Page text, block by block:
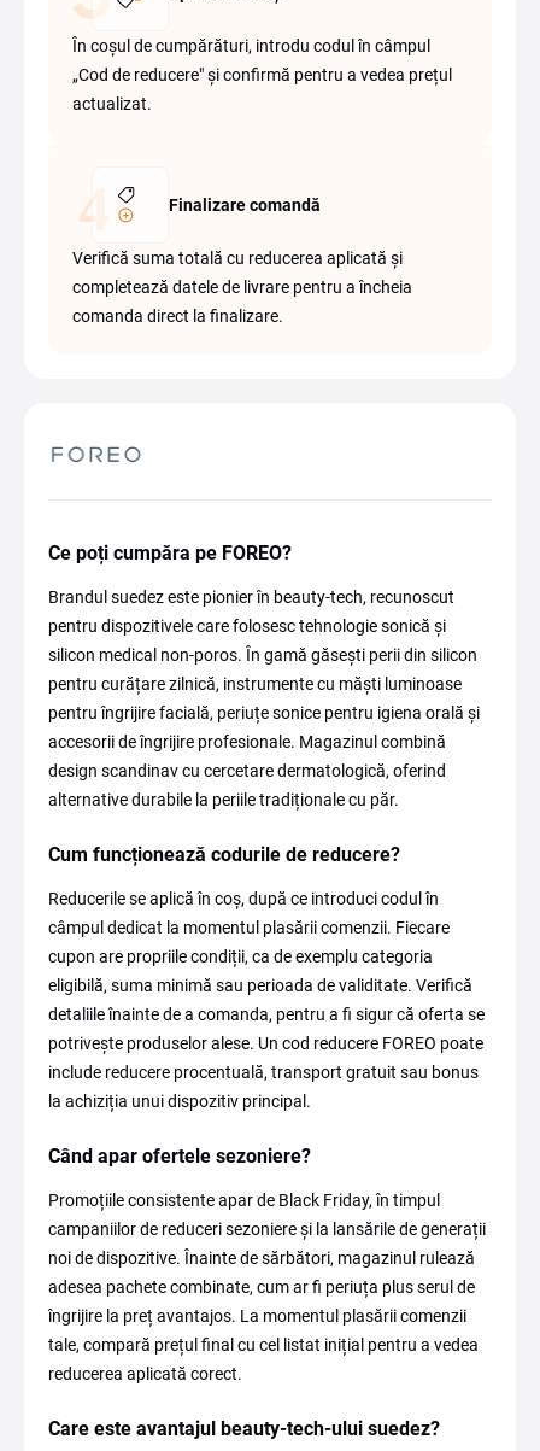
În coșul de cumpărături, introdu codul în câmpul
„Cod de reducere" și confirmă pentru a vedea prețul
actualizat.
Finalizare comandă
Verifică suma totală cu reducerea aplicată și
completează datele de livrare pentru a încheia
comanda direct la finalizare.
Ce poți cumpăra pe FOREO?
Brandul suedez este pionier în beauty-tech, recunoscut
pentru dispozitivele care folosesc tehnologie sonică și
silicon medical non-poros. În gamă găsești perii din silicon
pentru curățare zilnică, instrumente cu măști luminoase
pentru îngrijire facială, periuțe sonice pentru igiena orală și
accesorii de îngrijire profesionale. Magazinul combină
design scandinav cu cercetare dermatologică, oferind
alternative durabile la periile tradiționale cu păr.
Cum funcționează codurile de reducere?
Reducerile se aplică în coș, după ce introduci codul în
câmpul dedicat la momentul plasării comenzii. Fiecare
cupon are propriile condiții, ca de exemplu categoria
eligibilă, suma minimă sau perioada de validitate. Verifică
detaliile înainte de a comanda, pentru a fi sigur că oferta se
potrivește produselor alese. Un cod reducere FOREO poate
include reducere procentuală, transport gratuit sau bonus
la achiziția unui dispozitiv principal.
Când apar ofertele sezoniere?
Promoțiile consistente apar de Black Friday, în timpul
campaniilor de reduceri sezoniere și la lansările de generații
noi de dispozitive. Înainte de sărbători, magazinul rulează
adesea pachete combinate, cum ar fi periuța plus serul de
îngrijire la preț avantajos. La momentul plasării comenzii
tale, compară prețul final cu cel listat inițial pentru a vedea
reducerea aplicată corect.
Care este avantajul beauty-tech-ului suedez?